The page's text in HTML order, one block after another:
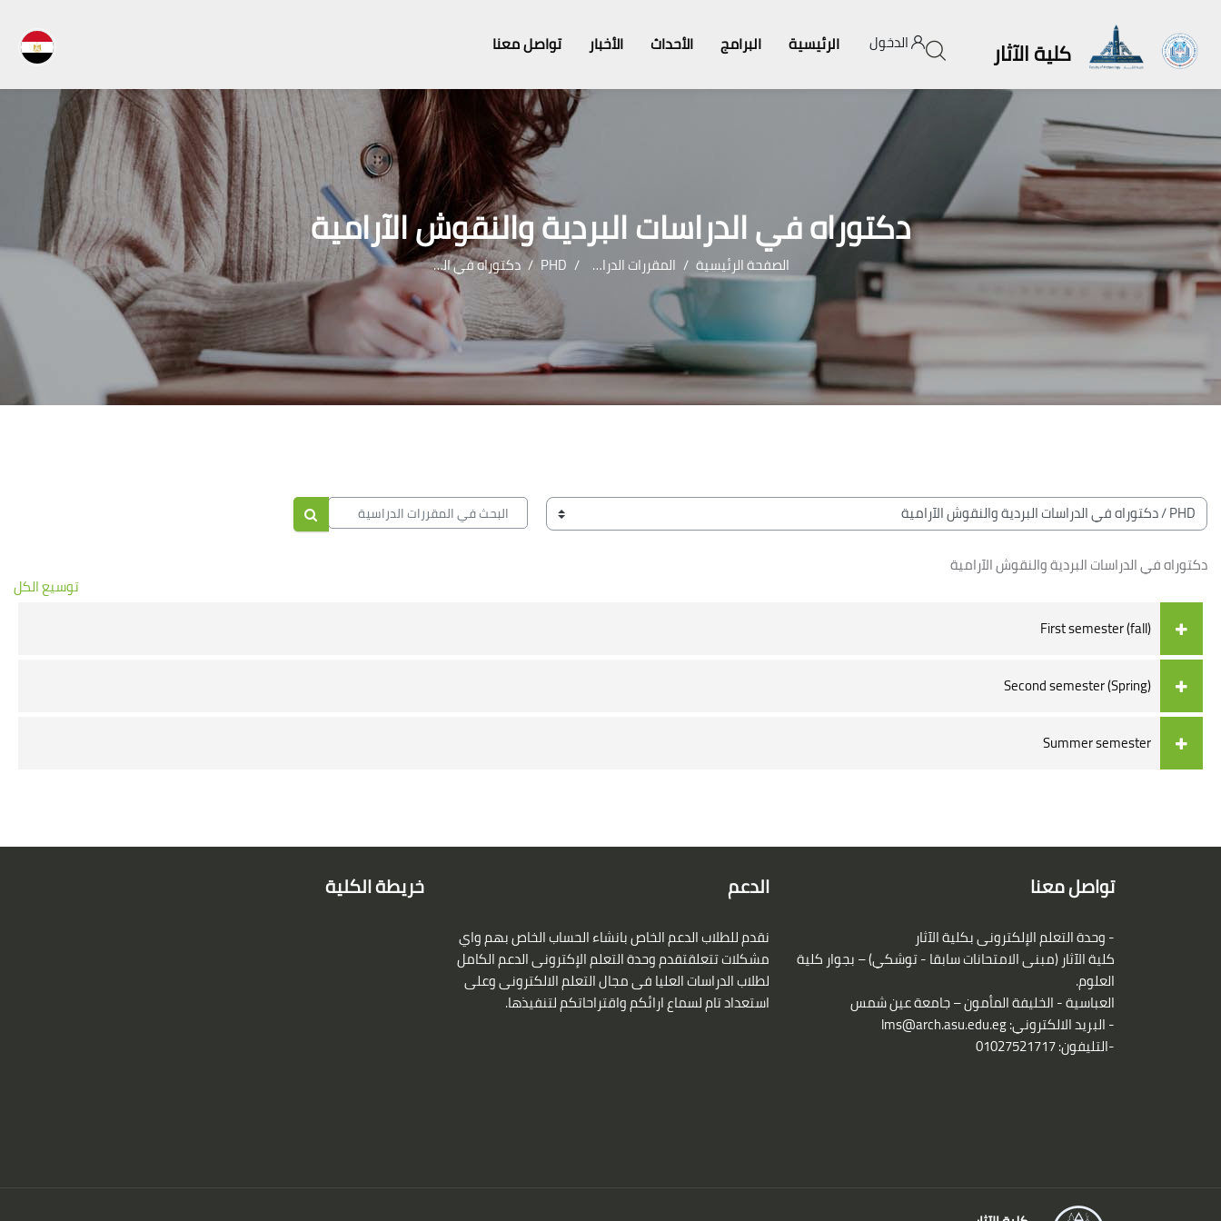
كلية الآثار الدخول الرئيسية البرامج الأحداث الأخبار تواصل معنا
دكتوراه في الدراسات البردية والنقوش الآرامية
الصفحة الرئيسية المقررات الدراسية PHD دكتوراه في الدراسات البردية والنقوش الآرامية
الكتل
تصنيفات المقررات
البحث في المقررات الدراسية
البحث في المقررات الدراسية
دكتوراه في الدراسات البردية والنقوش الآرامية
توسيع الكل
First semester (fall)
Second semester (Spring)
Summer semester
الكتل
تواصل معنا
- وحدة التعلم الإلكترونى بكلية الآثار
كلية الآثار (مبنى الامتحانات سابقا - توشكي) – بجوار كلية
العلوم.
العباسية - الخليفة المأمون – جامعة عين شمس
- البريد الالكتروني:lms@arch.asu.edu.eg
-التليفون: 01027521717
الدعم
نقدم للطلاب الدعم الخاص بانشاء الحساب الخاص بهم واي
مشكلات تتعلقتقدم وحدة التعلم الإكترونى الدعم الكامل
لطلاب الدراسات العليا فى مجال التعلم الالكترونى وعلى
استعداد تام لسماع ارائكم واقتراحاتكم لتنفيذها.
خريطة الكلية